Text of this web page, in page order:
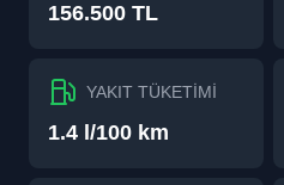
156.500 TL
YAKIT TÜKETİMİ
1.4 l/100 km